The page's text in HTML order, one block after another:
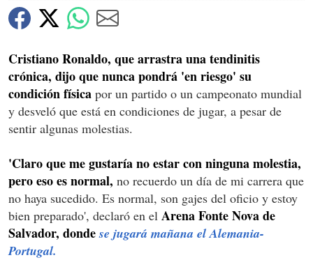
Cristiano Ronaldo, que arrastra una tendinitis
crónica, dijo que nunca pondrá 'en riesgo' su
condición física por un partido o un campeonato mundial
y desveló que está en condiciones de jugar, a pesar de
sentir algunas molestias.
'Claro que me gustaría no estar con ninguna molestia,
pero eso es normal, no recuerdo un día de mi carrera que
no haya sucedido. Es normal, son gajes del oficio y estoy
bien preparado', declaró en el Arena Fonte Nova de
Salvador, dondese jugará mañana el Alemania-
Portugal.